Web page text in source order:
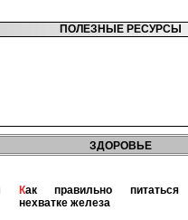
ПОЛЕЗНЫЕ РЕСУРСЫ
ЗДОРОВЬЕ
Как правильно питаться при
нехватке железа